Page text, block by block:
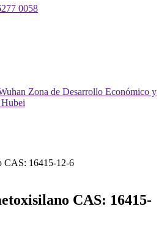
0058
Zona de Desarrollo Económico y
CAS: 16415-12-6
CAS: 16415-